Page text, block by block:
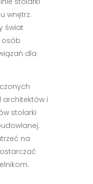
wnętrz.
świat
osób
dla
architektów i
stolarki
na